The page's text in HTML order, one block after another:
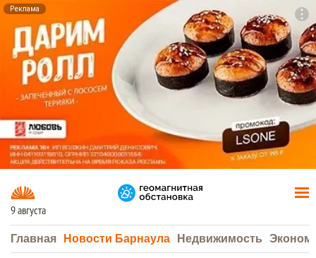
Реклама
9 августа
Главная Новости Барнаула Недвижимость